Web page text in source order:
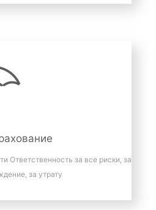
Ответственность за все риски, за
за утрату